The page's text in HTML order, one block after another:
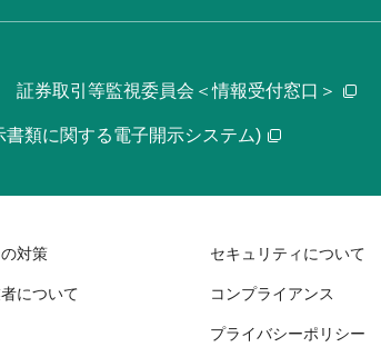
証券取引等監視委員会＜情報受付窓口＞
類に関する電子開示システム)
対策 セキュリティについて
について コンプライアンス
プライバシーポリシー